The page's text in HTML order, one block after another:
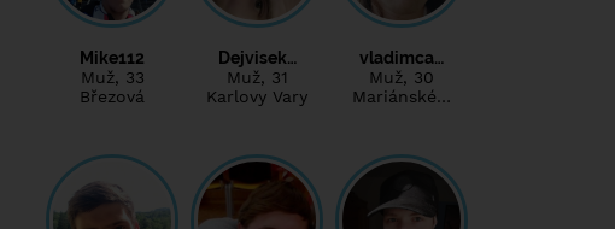
Mike112
Muž, 33
Březová
Dejvisek…
Muž, 31
Karlovy Vary
vladimca…
Muž, 30
Mariánské…